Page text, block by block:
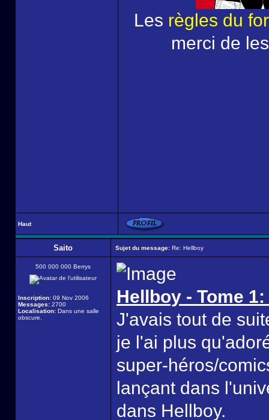
Les règles du
merci de
Haut
Saito Sujet du message: Re: Hellboy
500 000 000 Berrys
Inscription: 09 Nov 2006
Messages: 2700
Localisation: Dans une salle
obscure.
Hellboy - Tome
J'avais tout de
je l'ai plus
super-héros/
lançant dans
dans Hellboy.